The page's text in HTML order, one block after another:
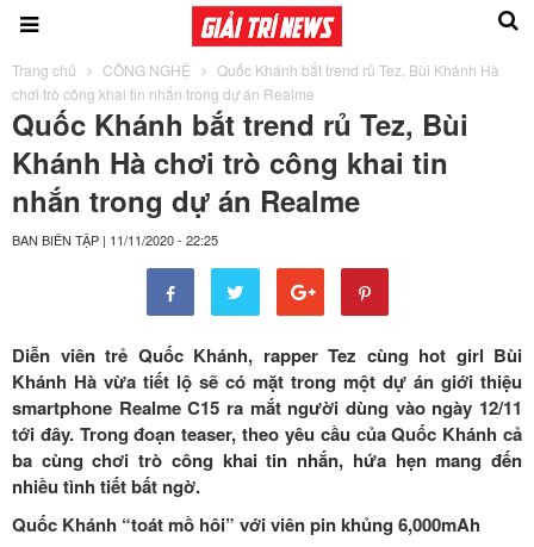
Trang chủ CÔNG NGHỆ
Quốc Khánh bắt trend rủ Tez, Bùi Khánh Hà
chơi trò công khai tin nhắn trong dự án Realme
Quốc Khánh bắt trend rủ Tez, Bùi
Khánh Hà chơi trò công khai tin
nhắn trong dự án Realme
BAN BIÊN TẬP | 11/11/2020 - 22:25
Diễn viên trẻ Quốc Khánh, rapper Tez cùng hot girl Bùi
Khánh Hà vừa tiết lộ sẽ có mặt trong một dự án giới thiệu
smartphone Realme C15 ra mắt người dùng vào ngày 12/11
tới đây. Trong đoạn teaser, theo yêu cầu của Quốc Khánh cả
ba cùng chơi trò công khai tin nhắn, hứa hẹn mang đến
nhiều tình tiết bất ngờ.
Quốc Khánh “toát mồ hôi” với viên pin khủng 6,000mAh